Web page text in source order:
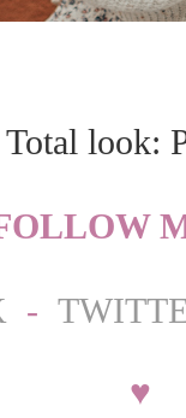
Total look:
-
♥